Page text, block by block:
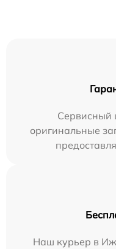
Сервисный
оригинальные
Наш курьер в